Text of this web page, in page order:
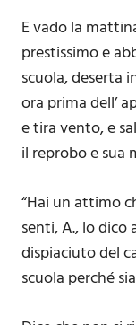
E vado la
prestissimo e
scuola, deserta
ora prima dell’
e tira vento, e
il reprobo e sua
“Hai un attimo
senti, A., lo
dispiaciuto del
scuola perché